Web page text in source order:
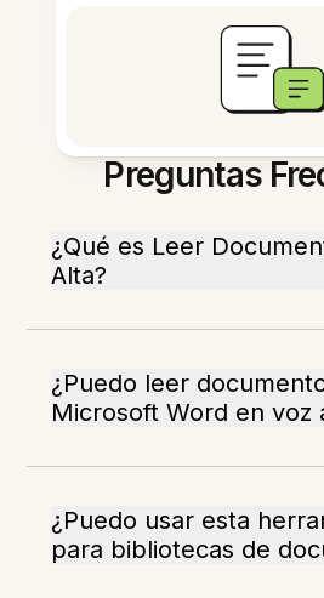
Preguntas
¿Qué es Leer
Alta?
¿Puedo leer
Microsoft Word en voz
¿Puedo usar esta
para bibliotecas de